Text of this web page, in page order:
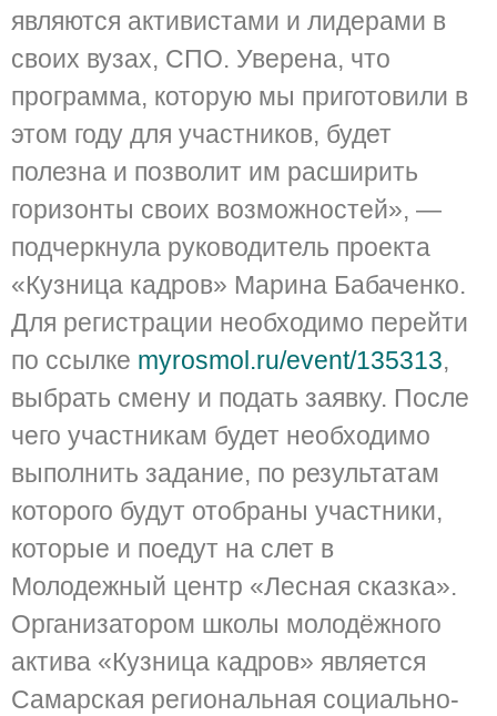
являются активистами и лидерами в
своих вузах, СПО. Уверена, что
программа, которую мы приготовили в
этом году для участников, будет
полезна и позволит им расширить
горизонты своих возможностей», —
подчеркнула руководитель проекта
«Кузница кадров» Марина Бабаченко.
Для регистрации необходимо перейти
по ссылке myrosmol.ru/event/135313,
выбрать смену и подать заявку. После
чего участникам будет необходимо
выполнить задание, по результатам
которого будут отобраны участники,
которые и поедут на слет в
Молодежный центр «Лесная сказка».
Организатором школы молодёжного
актива «Кузница кадров» является
Самарская региональная социально-